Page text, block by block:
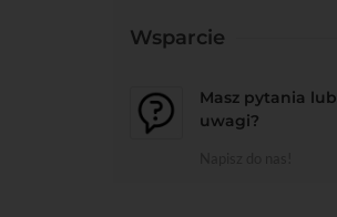
Wsparcie
Masz pytania lub
uwagi?